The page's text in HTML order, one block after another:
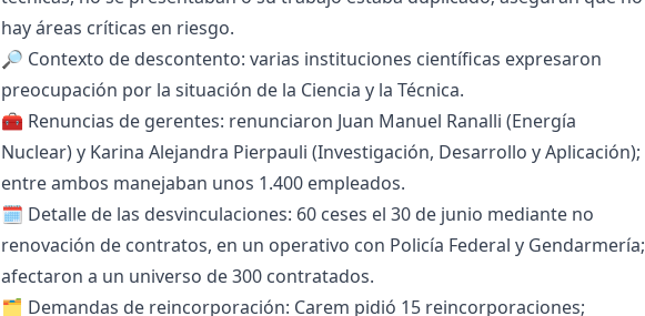
hay áreas críticas en riesgo.
🔎 Contexto de descontento: varias instituciones científicas expresaron
preocupación por la situación de la Ciencia y la Técnica.
🧰 Renuncias de gerentes: renunciaron Juan Manuel Ranalli (Energía
Nuclear) y Karina Alejandra Pierpauli (Investigación, Desarrollo y Aplicación);
entre ambos manejaban unos 1.400 empleados.
🗓️ Detalle de las desvinculaciones: 60 ceses el 30 de junio mediante no
renovación de contratos, en un operativo con Policía Federal y Gendarmería;
afectaron a un universo de 300 contratados.
🗂️ Demandas de reincorporación: Carem pidió 15 reincorporaciones;